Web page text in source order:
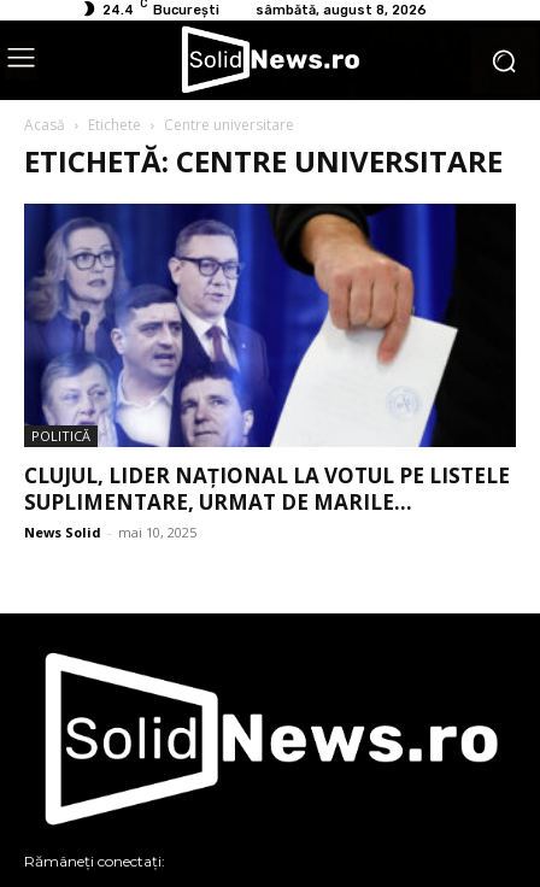
24.4 C București sâmbătă, august 8, 2026
Acasă Etichete Centre universitare
ETICHETĂ: CENTRE UNIVERSITARE
POLITICĂ
CLUJUL, LIDER NAȚIONAL LA VOTUL PE LISTELE
SUPLIMENTARE, URMAT DE MARILE...
News Solid - mai 10, 2025
Rămâneți conectați: